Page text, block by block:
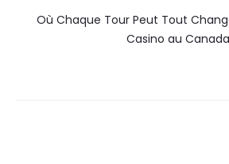
Où Chaque Tour Peut Tout
Casino au Canada